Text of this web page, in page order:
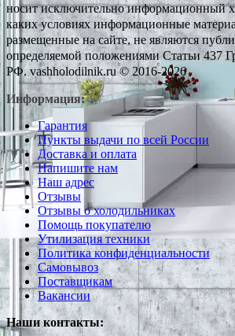
носит исключительно информационный
каких условиях информационные
размещенные на сайте, не являются
определяемой положениями Статьи 437
РФ. vashholodilnik.ru © 2016-2026
Информация:
Гарантия
Пункты выдачи по всей России
Доставка и оплата
Напишите нам
Наш адрес
Отзывы
Отзывы о холодильниках
Помощь покупателю
Утилизация техники
Политика конфиденциальности
Самовывоз
Поставщикам
Вакансии
Наши контакты: